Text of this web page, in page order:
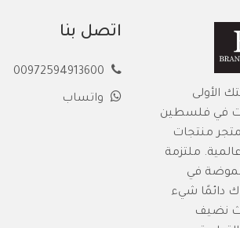
الأولى
في فلسطين
منتجات
ملتزمة
في
دائمًا شيء
نضيف
اتصل بنا
واتساب